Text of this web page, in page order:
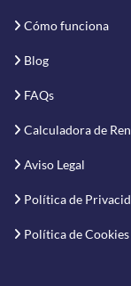
Cómo funciona
Blog
FAQs
Calculadora de
Aviso Legal
Política de
Política de Cookies